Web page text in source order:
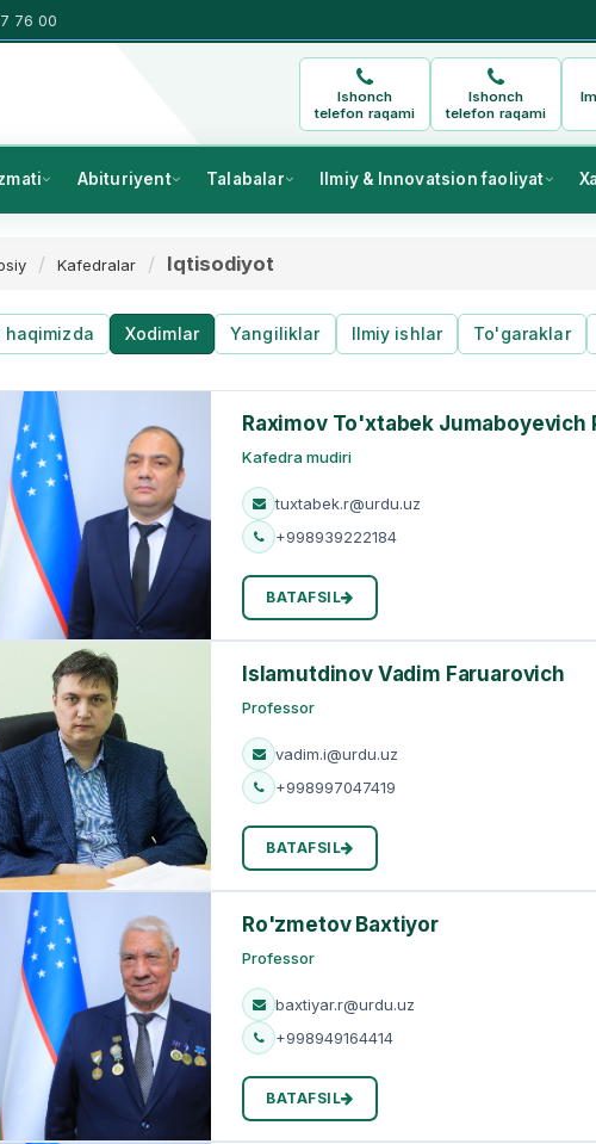
76 00
Ishonch
telefon raqami
Ishonch
telefon raqami
Abituriyent Talabalar Ilmiy & Innovatsion faoliyat
Kafedralar Iqtisodiyot
haqimizda Xodimlar Yangiliklar Ilmiy ishlar To'garaklar
Raximov To'xtabek Jumaboyevich
Kafedra mudiri
tuxtabek.r@urdu.uz
+998939222184
BATAFSIL
Islamutdinov Vadim Faruarovich
Professor
vadim.i@urdu.uz
+998997047419
BATAFSIL
Ro'zmetov Baxtiyor
Professor
baxtiyar.r@urdu.uz
+998949164414
BATAFSIL